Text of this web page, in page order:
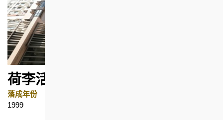
荷李活华庭
落成年份
1999